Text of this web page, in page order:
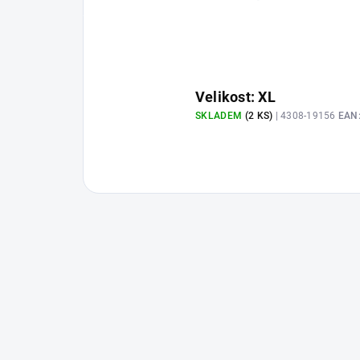
Velikost: XL
SKLADEM (2 KS) | 4308-19156 EAN: